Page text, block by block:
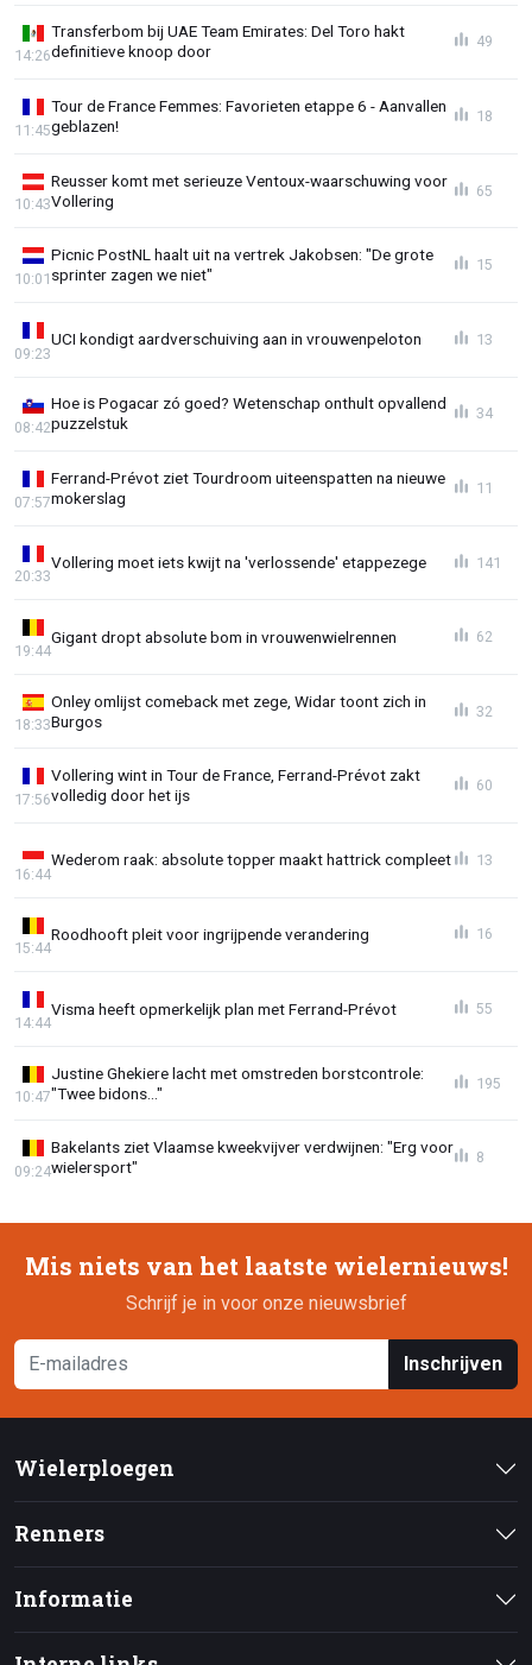
Transferbom bij UAE Team Emirates: Del Toro hakt
definitieve knoop door
14:26
49
Tour de France Femmes: Favorieten etappe 6 - Aanvallen
geblazen!
11:45
18
Reusser komt met serieuze Ventoux-waarschuwing voor
Vollering
10:43
65
Picnic PostNL haalt uit na vertrek Jakobsen: "De grote
sprinter zagen we niet"
10:01
15
UCI kondigt aardverschuiving aan in vrouwenpeloton
09:23
13
Hoe is Pogacar zó goed? Wetenschap onthult opvallend
puzzelstuk
08:42
34
Ferrand-Prévot ziet Tourdroom uiteenspatten na nieuwe
mokerslag
07:57
11
Vollering moet iets kwijt na 'verlossende' etappezege
20:33
141
Gigant dropt absolute bom in vrouwenwielrennen
19:44
62
Onley omlijst comeback met zege, Widar toont zich in
Burgos
18:33
32
Vollering wint in Tour de France, Ferrand-Prévot zakt
volledig door het ijs
17:56
60
Wederom raak: absolute topper maakt hattrick compleet
16:44
13
Roodhooft pleit voor ingrijpende verandering
15:44
16
Visma heeft opmerkelijk plan met Ferrand-Prévot
14:44
55
Justine Ghekiere lacht met omstreden borstcontrole:
"Twee bidons..."
10:47
195
Bakelants ziet Vlaamse kweekvijver verdwijnen: "Erg voor
wielersport"
09:24
8
Mis niets van het laatste wielernieuws!
Schrijf je in voor onze nieuwsbrief
Inschrijven
Wielerploegen
Renners
Informatie